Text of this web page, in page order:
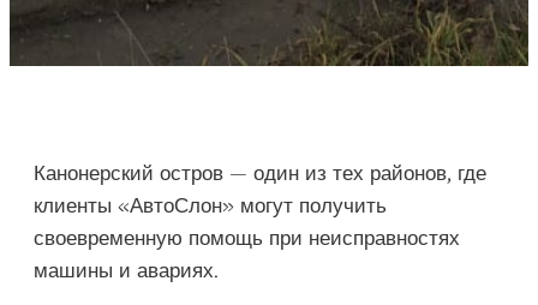
Канонерский остров — один из тех районов, где
клиенты «АвтоСлон» могут получить
своевременную помощь при неисправностях
машины и авариях.